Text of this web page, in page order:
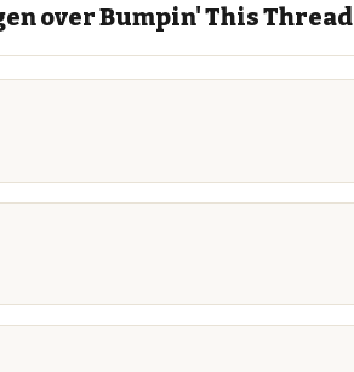
over Bumpin' This Thread